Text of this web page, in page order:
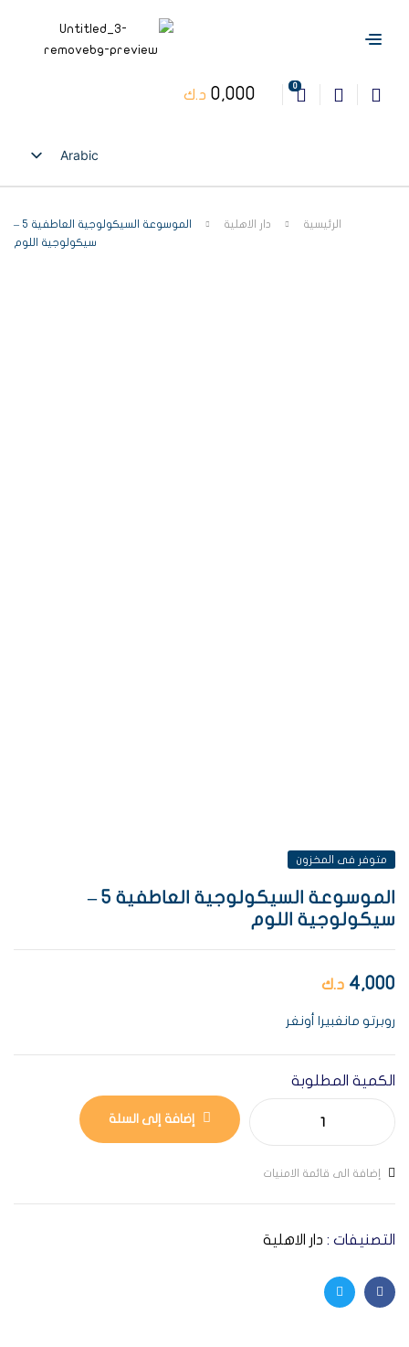
0
0,000 د.ك
Arabic
English
الرئيسية دار الاهلية
الموسوعة السيكولوجية العاطفية 5 –
سيكولوجية اللوم
متوفر فى المخزون
الموسوعة السيكولوجية العاطفية 5 –
سيكولوجية اللوم
4,000 د.ك
روبرتو مانغبيرا أونغر
الكمية المطلوبة
إضافة إلى السلة
إضافة الى قائمة الامنيات
التصنيفات : دار الاهلية
Facebook
Twitter